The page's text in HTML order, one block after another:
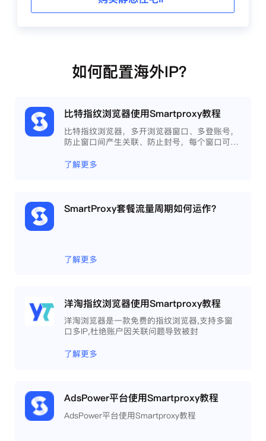
如何配置海外IP？
比特指纹浏览器使用Smartproxy教程
比特指纹浏览器，多开浏览器窗口、多登账号，
防止窗口间产生关联、防止封号，每个窗口可以
相互间完全环境独立、隔离，避免关联封号。
了解更多
SmartProxy套餐流量周期如何运作？
了解更多
洋淘指纹浏览器使用Smartproxy教程
洋淘浏览器是一款免费的指纹浏览器,支持多窗
口多IP,杜绝账户因关联问题导致被封
了解更多
AdsPower平台使用Smartproxy教程
AdsPower平台使用Smartproxy教程